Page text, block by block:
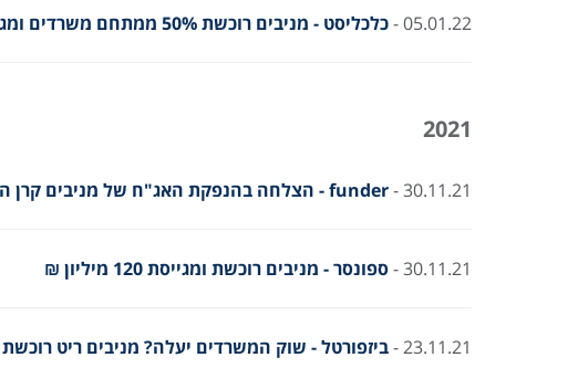
05.01.22 - כלכליסט - מניבים רוכשת 50% ממתחם משרדים ומגרש בקיסריה תמורת 84 מיליון שקל
2021
30.11.21 - funder - הצלחה בהנפקת האג"ח של מניבים קרן הריט החדשה
30.11.21 - ספונסר - מניבים רוכשת ומגייסת 120 מיליון ₪
23.11.21 - ביזפורטל - שוק המשרדים יעלה? מניבים ריט רוכשת מהפניקס